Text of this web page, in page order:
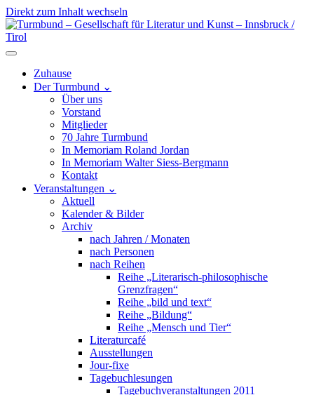
Direkt zum Inhalt wechseln
Hauptnavigation
Zuhause
Der Turmbund ⌄
Über uns
Vorstand
Mitglieder
70 Jahre Turmbund
In Memoriam Roland Jordan
In Memoriam Walter Siess-Bergmann
Kontakt
Veranstaltungen ⌄
Aktuell
Kalender & Bilder
Archiv
nach Jahren / Monaten
nach Personen
nach Reihen
Reihe „Literarisch-philosophische
Grenzfragen“
Reihe „bild und text“
Reihe „Bildung“
Reihe „Mensch und Tier“
Literaturcafé
Ausstellungen
Jour-fixe
Tagebuchlesungen
Tagebuchveranstaltungen 2011